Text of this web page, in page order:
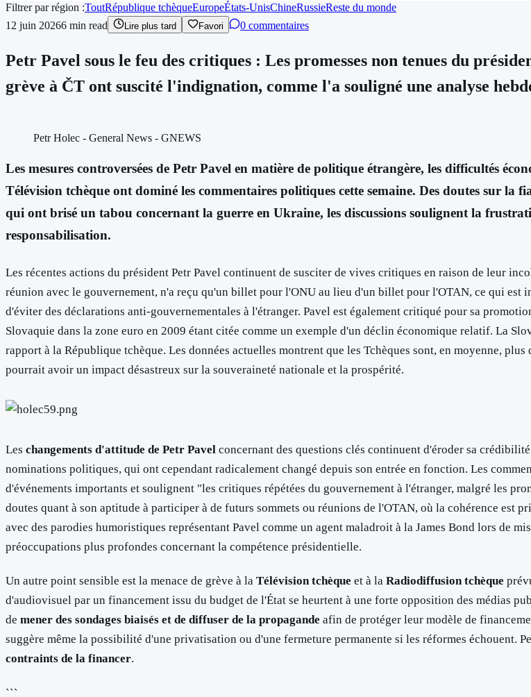
Filtrer par région :ToutRépublique tchèqueEuropeÉtats-UnisChineRussieReste du monde
12 juin 20266 min read Lire plus tard Favori 0 commentaires
Petr Pavel sous le feu des critiques : Les promesses non tenues du
grève à ČT ont suscité l'indignation, comme l'a souligné une analyse
Petr Holec - General News - GNEWS
Les mesures controversées de Petr Pavel en matière de politique étrangère, les difficultés
Télévision tchèque ont dominé les commentaires politiques cette semaine. Des doutes sur
qui ont brisé un tabou concernant la guerre en Ukraine, les discussions soulignent la
responsabilisation.
Les récentes actions du président Petr Pavel continuent de susciter de vives critiques en raison de leur
réunion avec le gouvernement, n'a reçu qu'un billet pour l'ONU au lieu d'un billet pour l'OTAN, ce qui est
d'éviter des déclarations anti-gouvernementales à l'étranger. Pavel est également critiqué pour sa
Slovaquie dans la zone euro en 2009 étant citée comme un exemple d'un déclin économique relatif. La
rapport à la République tchèque. Les données actuelles montrent que les Tchèques sont, en moyenne,
pourrait avoir un impact désastreux sur la souveraineté nationale et la prospérité.
Les changements d'attitude de Petr Pavel concernant des questions clés continuent d'éroder sa
nominations politiques, qui ont cependant radicalement changé depuis son entrée en fonction. Les
d'événements importants et soulignent "les critiques répétées du gouvernement à l'étranger, malgré les
doutes quant à son aptitude à participer à de futurs sommets ou réunions de l'OTAN, où la cohérence est
avec des parodies humoristiques représentant Pavel comme un agent maladroit à la James Bond lors de
préoccupations plus profondes concernant la compétence présidentielle.
Un autre point sensible est la menace de grève à la Télévision tchèque et à la Radiodiffusion tchèque
d'audiovisuel par un financement issu du budget de l'État se heurtent à une forte opposition des médias
de mener des sondages biaisés et de diffuser de la propagande afin de protéger leur modèle de
suggère même la possibilité d'une privatisation ou d'une fermeture permanente si les réformes échouent.
contraints de la financer.
```